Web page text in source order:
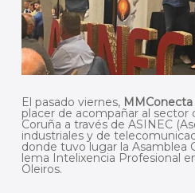
El pasado viernes, MMConecta
placer de acompañar al sector
Coruña a través de ASINEC
industriales y de
donde tuvo lugar la Asamblea
lema Intelixencia Profesional
Oleiros.